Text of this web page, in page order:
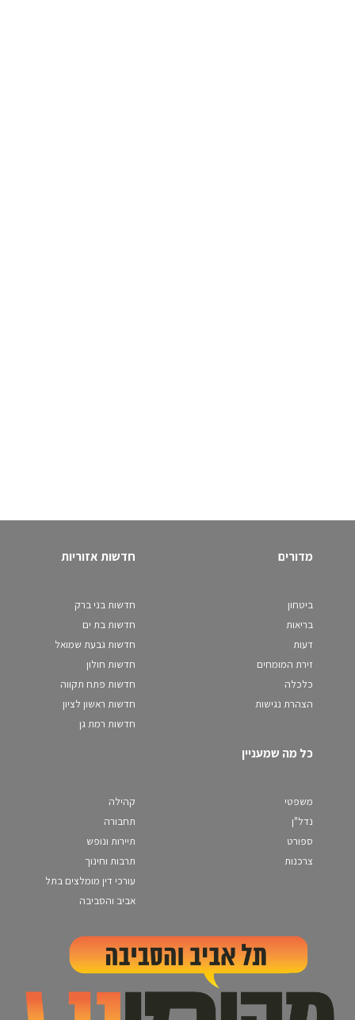
מדורים
ביטחון
בריאות
דעות
זירת המומחים
כלכלה
הצהרת נגישות
חדשות אזוריות
חדשות בני ברק
חדשות בת ים
חדשות גבעת שמואל
חדשות חולון
חדשות פתח תקווה
חדשות ראשון לציון
חדשות רמת גן
כל מה שמעניין
משפטי
נדל"ן
ספורט
צרכנות
קהילה
תחבורה
תיירות ונופש
תרבות וחינוך
עורכי דין מומלצים בתל
אביב והסביבה